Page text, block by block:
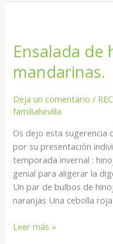
Ensalada de
mandarinas.
Deja un comentario /
familiahevilla
Os dejo esta sugerencia
por su presentación
temporada invernal :
genial para aligerar la
Un par de bulbos de
naranjas Una cebolla
hinojos,
cebolla
y
Leer más »